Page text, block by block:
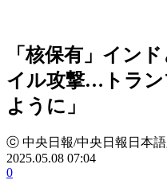
「核保有」イン
イル攻撃…トラン
ように」
ⓒ 中央日報/中央日報日本語
2025.05.08 07:04
0